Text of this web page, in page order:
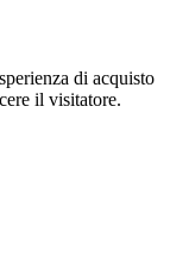
di acquisto
il visitatore.